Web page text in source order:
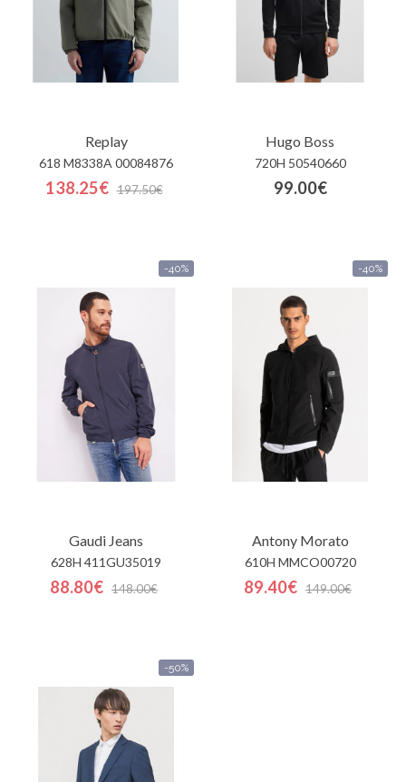
Replay
618 M8338A 00084876
138.25€ 197.50€
Hugo Boss
720H 50540660
99.00€
-40%
Gaudi Jeans
628H 411GU35019
88.80€ 148.00€
-40%
Antony Morato
610H MMCO00720
89.40€ 149.00€
-50%